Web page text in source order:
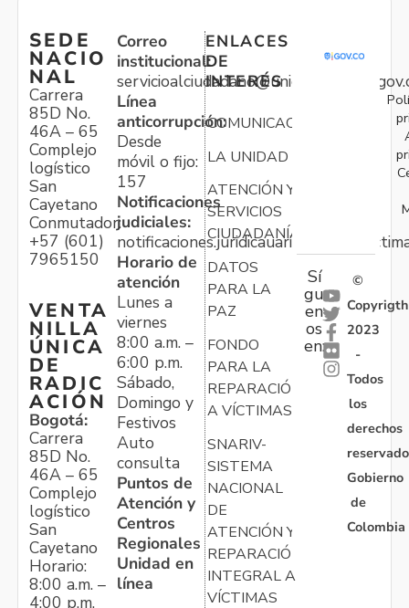
SEDE
NACIO
NAL
Carrera
85D No.
46A – 65
Complejo
logístico
San
Cayetano
Conmutador:
+57 (601)
7965150
VENTA
NILLA
ÚNICA
DE
RADIC
ACIÓN
Bogotá:
Carrera
85D No.
46A – 65
Complejo
logístico
San
Cayetano
Horario:
8:00 a.m. –
4:00 p.m.
Correo
institucional:
Línea
anticorrupción:
Desde
móvil o fijo:
157
Notificaciones
judiciales:
Horario de
atención
Lunes a
viernes
8:00 a.m. –
6:00 p.m.
Sábado,
Domingo y
Festivos
Auto
consulta
Puntos de
Atención y
Centros
Regionales
Unidad en
línea
ENLACES
DE
INTERÉS
COMUNICACIONES
LA UNIDAD
ATENCIÓN Y
SERVICIOS
CIUDADANÍA
DATOS
PARA LA
PAZ
FONDO
PARA LA
REPARACIÓN
A VÍCTIMAS
SNARIV-
SISTEMA
NACIONAL
DE
ATENCIÓN Y
REPARACIÓN
INTEGRAL A
VÍCTIMAS
Sí
gu
en
os
en:
©
Copyrigth
2023
-
Todos
los
derechos
Gobierno
de
Colombia